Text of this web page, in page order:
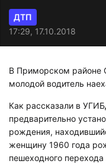
ДТП
17:29, 17.10.2018
В Приморском районе
молодой водитель
Как рассказали в
предварительно
рождения,
женщину 1960 года
пешеходного